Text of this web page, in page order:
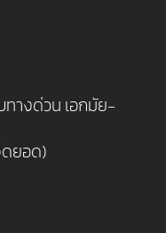
ทางด่วน เอกมัย-
ดยอด)